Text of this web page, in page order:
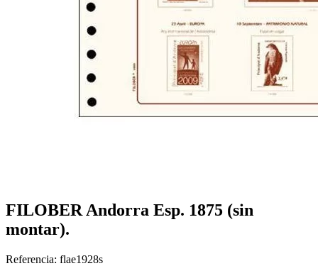
FILOBER Andorra Esp. 1875 (sin
montar).
Referencia: flae1928s